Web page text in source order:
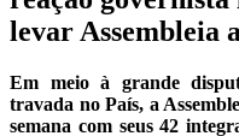
levar Assembleia
Em meio à grande
travada no País, a
semana com seus 42